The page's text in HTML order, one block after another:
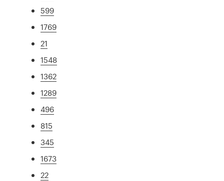
599
1769
21
1548
1362
1289
496
815
345
1673
22